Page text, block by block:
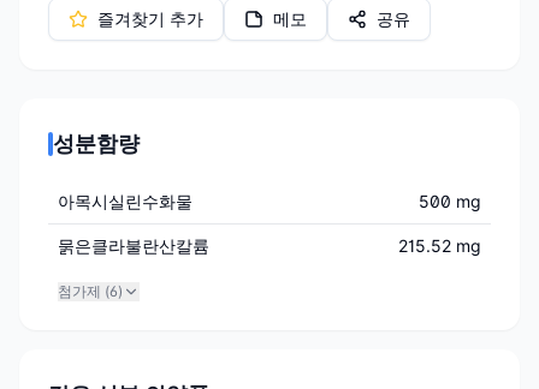
즐겨찾기 추가 메모 공유
성분함량
아목시실린수화물 500 mg
묽은클라불란산칼륨 215.52 mg
첨가제 (6)